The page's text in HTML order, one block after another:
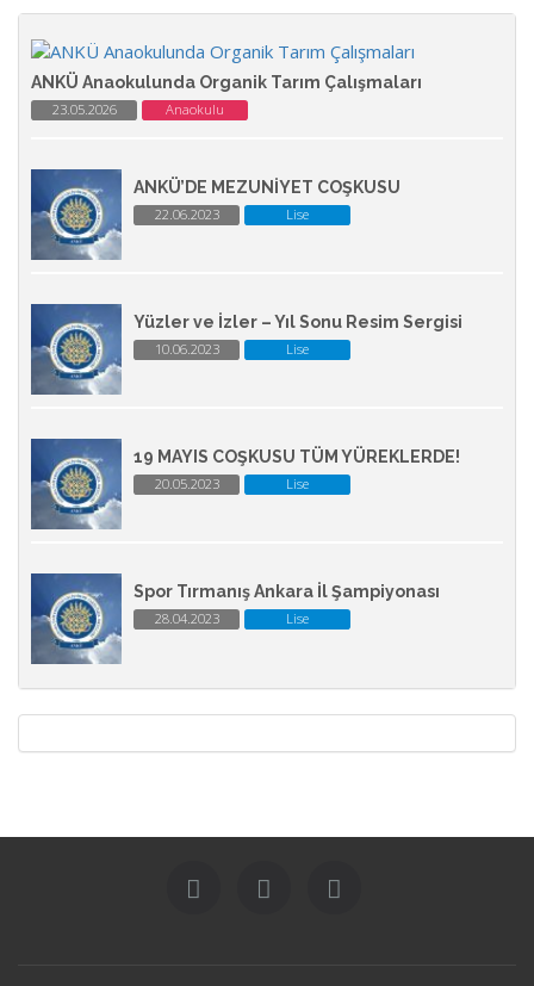
ANKÜ Anaokulunda Organik Tarım Çalışmaları
23.05.2026 Anaokulu
ANKÜ’DE MEZUNİYET COŞKUSU
22.06.2023 Lise
Yüzler ve İzler – Yıl Sonu Resim Sergisi
10.06.2023 Lise
19 MAYIS COŞKUSU TÜM YÜREKLERDE!
20.05.2023 Lise
Spor Tırmanış Ankara İl Şampiyonası
28.04.2023 Lise